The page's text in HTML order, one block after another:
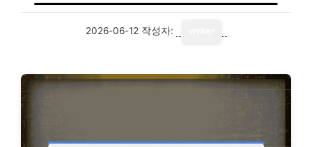
2026-06-12 작성자: